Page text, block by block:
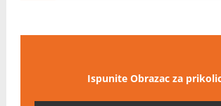
Ispunite Obrazac za